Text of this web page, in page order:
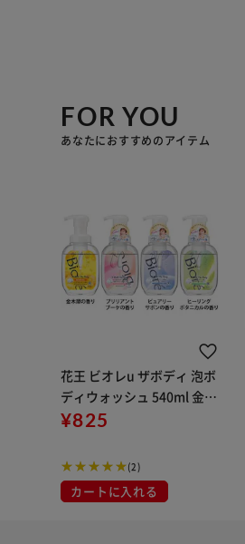
FOR YOU
あなたにおすすめのアイテム
花王 ビオレu ザボディ 泡ボ
ディウォッシュ 540ml 金木
犀の香り
¥825
(2)
カートに入れる